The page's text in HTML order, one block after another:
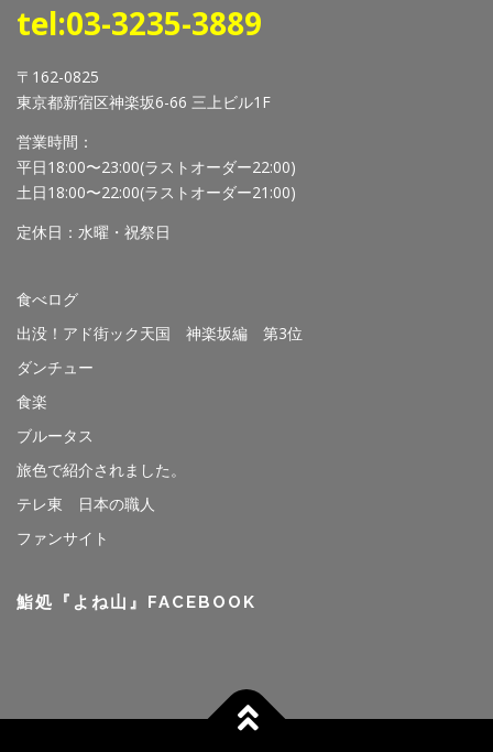
tel:03-3235-3889
〒162-0825
東京都新宿区神楽坂6-66 三上ビル1F
営業時間：
平日18:00〜23:00(ラストオーダー22:00)
土日18:00〜22:00(ラストオーダー21:00)
定休日：水曜・祝祭日
食べログ
出没！アド街ック天国 神楽坂編 第3位
ダンチュー
食楽
ブルータス
旅色で紹介されました。
テレ東 日本の職人
ファンサイト
鮨処『よね山』FACEBOOK